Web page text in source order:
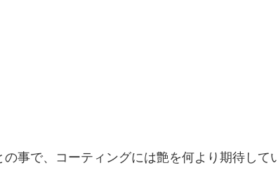
事で、コーティングには艶を何より期待し